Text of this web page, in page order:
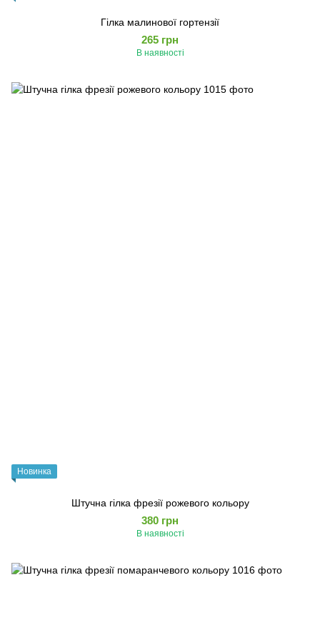
Гілка малинової гортензії
265 грн
В наявності
Новинка
Штучна гілка фрезії рожевого кольору
380 грн
В наявності